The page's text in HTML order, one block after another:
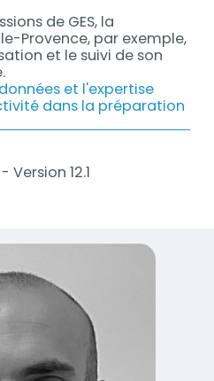
de GES, la
Provence, par exemple,
et le suivi de son
et l'expertise
dans la préparation
12.1